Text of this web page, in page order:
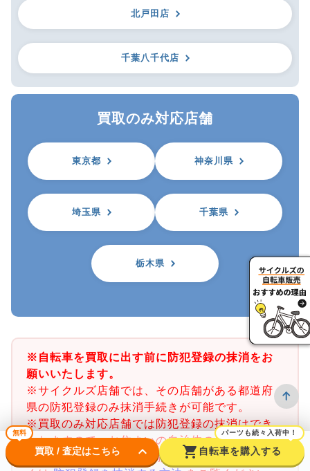
北戸田店
千葉八千代店
買取のみ対応店舗
東京都 神奈川県
埼玉県 千葉県
栃木県
※自転車を買取に出す前に防犯登録の抹消をお
願いいたします。
※サイクルズ店舗では、その店舗がある都道府
県の防犯登録のみ抹消手続きが可能です。
※買取のみ対応店舗では防犯登録の抹消はでき
かねますので、お住まいの自治体の自転車防犯
登録所で事前に抹消をお願いいたします。詳し
無料
買取 / 査定はこちら keyboard_arrow_down shopping_cart
パーツも続々入荷中！
自転車を購入する